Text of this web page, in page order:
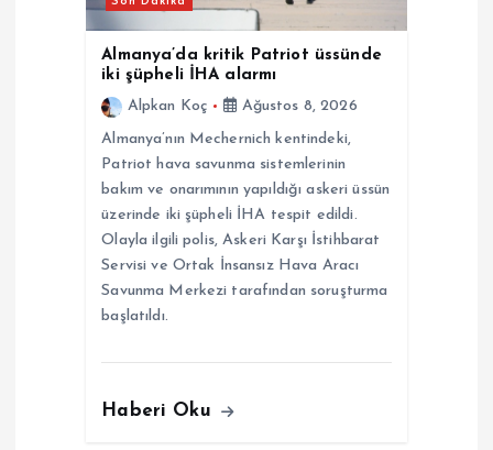
Almanya’da kritik Patriot üssünde
iki şüpheli İHA alarmı
Alpkan Koç
Ağustos 8, 2026
Almanya’nın Mechernich kentindeki,
Patriot hava savunma sistemlerinin
bakım ve onarımının yapıldığı askeri üssün
üzerinde iki şüpheli İHA tespit edildi.
Olayla ilgili polis, Askeri Karşı İstihbarat
Servisi ve Ortak İnsansız Hava Aracı
Savunma Merkezi tarafından soruşturma
başlatıldı.
Haberi Oku